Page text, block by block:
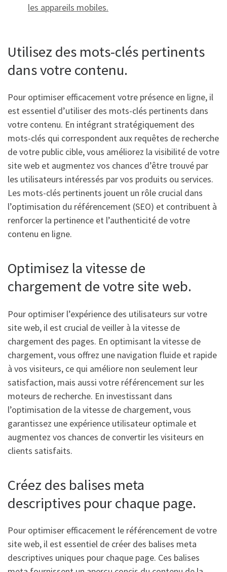
les appareils mobiles.
Utilisez des mots-clés pertinents
dans votre contenu.
Pour optimiser efficacement votre présence en ligne, il
est essentiel d’utiliser des mots-clés pertinents dans
votre contenu. En intégrant stratégiquement des
mots-clés qui correspondent aux requêtes de recherche
de votre public cible, vous améliorez la visibilité de votre
site web et augmentez vos chances d’être trouvé par
les utilisateurs intéressés par vos produits ou services.
Les mots-clés pertinents jouent un rôle crucial dans
l’optimisation du référencement (SEO) et contribuent à
renforcer la pertinence et l’authenticité de votre
contenu en ligne.
Optimisez la vitesse de
chargement de votre site web.
Pour optimiser l’expérience des utilisateurs sur votre
site web, il est crucial de veiller à la vitesse de
chargement des pages. En optimisant la vitesse de
chargement, vous offrez une navigation fluide et rapide
à vos visiteurs, ce qui améliore non seulement leur
satisfaction, mais aussi votre référencement sur les
moteurs de recherche. En investissant dans
l’optimisation de la vitesse de chargement, vous
garantissez une expérience utilisateur optimale et
augmentez vos chances de convertir les visiteurs en
clients satisfaits.
Créez des balises meta
descriptives pour chaque page.
Pour optimiser efficacement le référencement de votre
site web, il est essentiel de créer des balises meta
descriptives uniques pour chaque page. Ces balises